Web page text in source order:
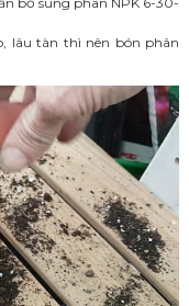
lâu tàn thì nên bón phân